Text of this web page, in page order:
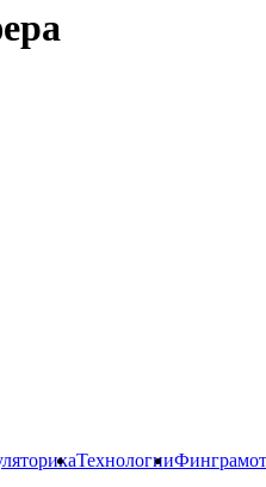
Технологии